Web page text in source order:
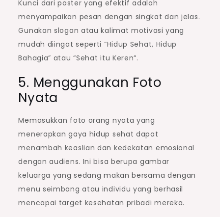
Kunci dari poster yang efektif adalah
menyampaikan pesan dengan singkat dan jelas.
Gunakan slogan atau kalimat motivasi yang
mudah diingat seperti “Hidup Sehat, Hidup
Bahagia” atau “Sehat itu Keren”.
5. Menggunakan Foto
Nyata
Memasukkan foto orang nyata yang
menerapkan gaya hidup sehat dapat
menambah keaslian dan kedekatan emosional
dengan audiens. Ini bisa berupa gambar
keluarga yang sedang makan bersama dengan
menu seimbang atau individu yang berhasil
mencapai target kesehatan pribadi mereka.